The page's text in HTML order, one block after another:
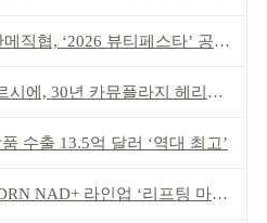
직협, ‘2026 뷰티페스타’ 공동 주최
에, 30년 카뮤플라지 헤리티지 담아
수출 13.5억 달러 ‘역대 최고’
NAD+ 라인업 ‘리프팅 마스크’ 출시